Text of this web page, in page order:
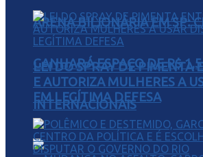
ARENA BILIONÁRIA EM SP:
GANHARÁ ESPAÇO DE R$
INTERNACIONAIS
LEI DO SPRAY DE PIMENTA
E AUTORIZA MULHERES A
EM LEGÍTIMA DEFESA